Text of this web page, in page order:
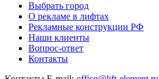
Выбрать город
О рекламе в лифтах
Рекламные конструкции РФ
Наши клиенты
Вопрос-ответ
Контакты